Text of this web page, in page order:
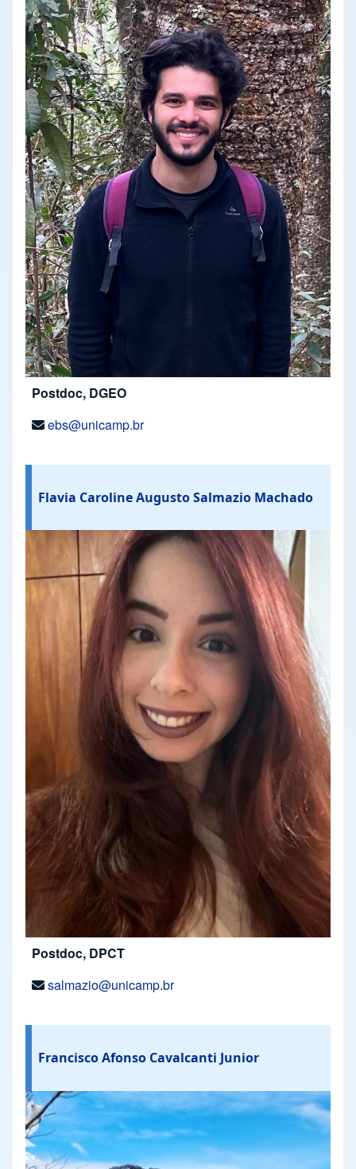
Postdoc, DGEO
ebs@unicamp.br
Flavia Caroline Augusto Salmazio Machado
Postdoc, DPCT
salmazio@unicamp.br
Francisco Afonso Cavalcanti Junior